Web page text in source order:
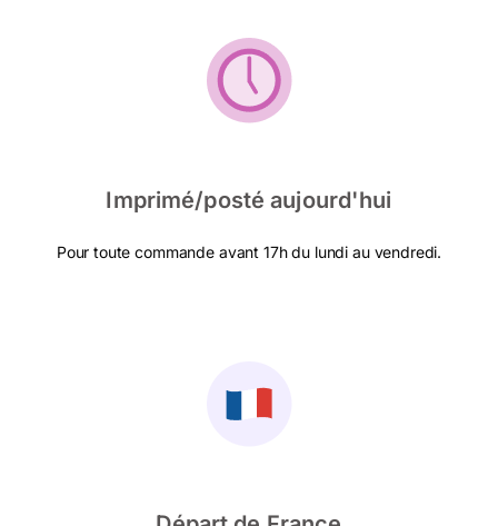
Imprimé/posté aujourd'hui
Pour toute commande avant 17h du lundi au vendredi.